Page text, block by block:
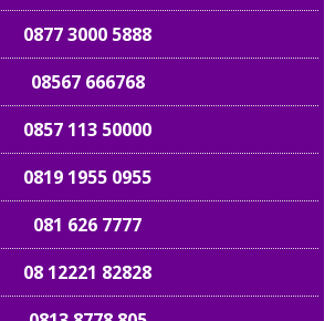
0877 3000 5888
08567 666768
0857 113 50000
0819 1955 0955
081 626 7777
08 12221 82828